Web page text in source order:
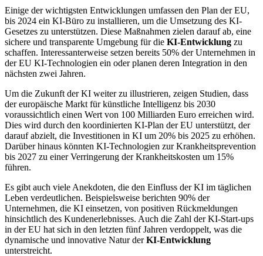
Einige der wichtigsten Entwicklungen umfassen den Plan der EU,
bis 2024 ein KI-Büro zu installieren, um die Umsetzung des KI-
Gesetzes zu unterstützen. Diese Maßnahmen zielen darauf ab, eine
sichere und transparente Umgebung für die KI-Entwicklung zu
schaffen. Interessanterweise setzen bereits 50% der Unternehmen in
der EU KI-Technologien ein oder planen deren Integration in den
nächsten zwei Jahren.
Um die Zukunft der KI weiter zu illustrieren, zeigen Studien, dass
der europäische Markt für künstliche Intelligenz bis 2030
voraussichtlich einen Wert von 100 Milliarden Euro erreichen wird.
Dies wird durch den koordinierten KI-Plan der EU unterstützt, der
darauf abzielt, die Investitionen in KI um 20% bis 2025 zu erhöhen.
Darüber hinaus könnten KI-Technologien zur Krankheitsprevention
bis 2027 zu einer Verringerung der Krankheitskosten um 15%
führen.
Es gibt auch viele Anekdoten, die den Einfluss der KI im täglichen
Leben verdeutlichen. Beispielsweise berichten 90% der
Unternehmen, die KI einsetzen, von positiven Rückmeldungen
hinsichtlich des Kundenerlebnisses. Auch die Zahl der KI-Start-ups
in der EU hat sich in den letzten fünf Jahren verdoppelt, was die
dynamische und innovative Natur derKI-Entwicklung
unterstreicht.